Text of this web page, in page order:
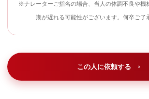
※ナレーターご指名の場合、当人の体調不良や機
期が遅れる可能性がございます。何卒ご了
この人に依頼する ›